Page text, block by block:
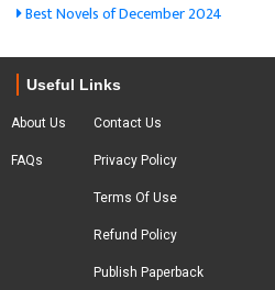
Best Novels of December 2024
Useful Links
About Us
FAQs
Contact Us
Privacy Policy
Terms Of Use
Refund Policy
Publish Paperback